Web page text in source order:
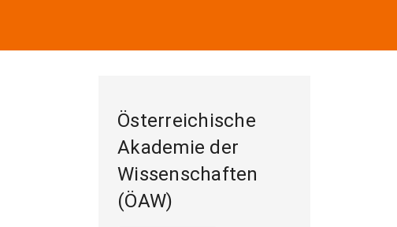
Österreichische
Akademie der
Wissenschaften
(ÖAW)